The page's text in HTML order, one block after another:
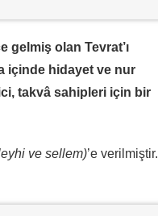
olan Tevrat’ı
içinde hidayet ve nur
takvâ sahipleri için bir
ve sellem)’e verilmiştir.